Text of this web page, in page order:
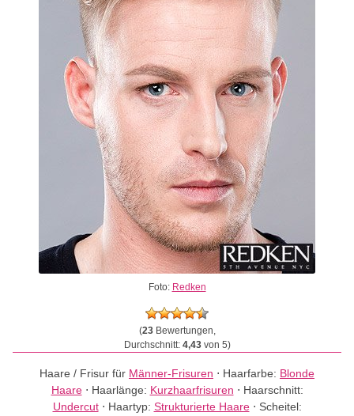
Foto: Redken
(23Bewertungen,
Durchschnitt: 4,43von 5)
Haare / Frisur für Männer-Frisuren ⋅ Haarfarbe: Blonde
Haare⋅ Haarlänge: Kurzhaarfrisuren ⋅ Haarschnitt:
Undercut⋅ Haartyp: Strukturierte Haare⋅ Scheitel: